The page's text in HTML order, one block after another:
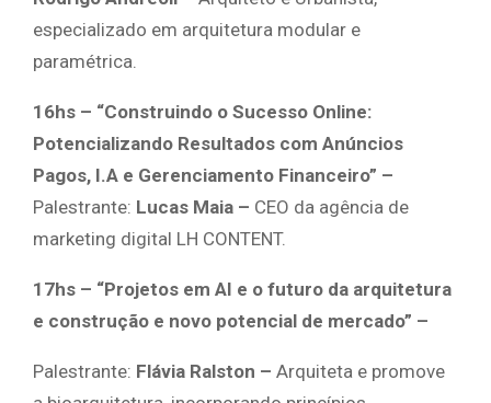
especializado em arquitetura modular e
paramétrica.
16hs – “Construindo o Sucesso Online:
Potencializando Resultados com Anúncios
Pagos, I.A e Gerenciamento Financeiro” –
Palestrante: Lucas Maia – CEO da agência de
marketing digital LH CONTENT.
17hs – “Projetos em AI e o futuro da arquitetura
e construção e novo potencial de mercado” –
Palestrante: Flávia Ralston – Arquiteta e promove